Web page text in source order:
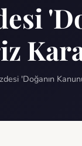
'Doğanın